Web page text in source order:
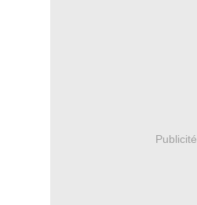
Publicité